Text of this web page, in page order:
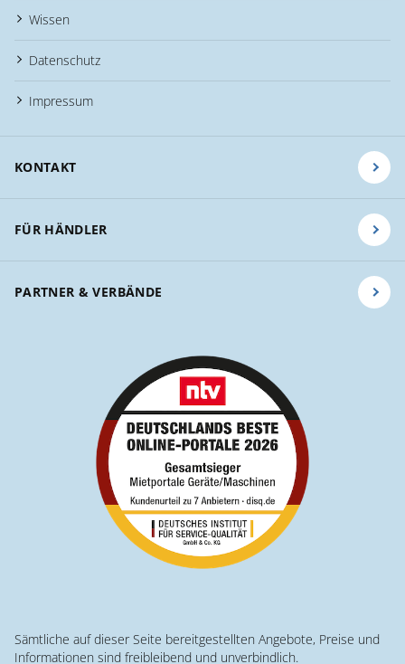
Wissen
Datenschutz
Impressum
KONTAKT
FÜR HÄNDLER
PARTNER & VERBÄNDE
Sämtliche auf dieser Seite bereitgestellten Angebote, Preise und
Informationen sind freibleibend und unverbindlich.